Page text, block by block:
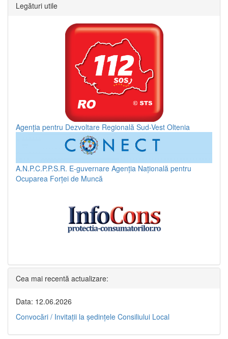
Legături utile
Agenția pentru Dezvoltare Regională Sud-Vest Oltenia
A.N.P.C.P.P.S.R. E-guvernare Agenția Națională pentru
Ocuparea Forței de Muncă
Cea mai recentă actualizare:
Data: 12.06.2026
Convocări / Invitaţii la şedinţele Consiliului Local